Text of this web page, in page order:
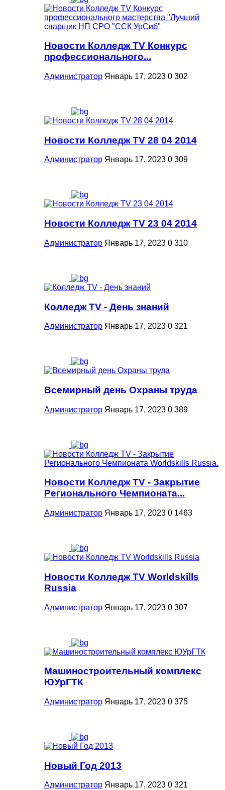
Новости Колледж TV Конкурс
профессионального...
Администратор Январь 17, 2023 0 302
Новости Колледж TV 28 04 2014
Администратор Январь 17, 2023 0 309
Новости Колледж TV 23 04 2014
Администратор Январь 17, 2023 0 310
Колледж TV - День знаний
Администратор Январь 17, 2023 0 321
Всемирный день Охраны труда
Администратор Январь 17, 2023 0 389
Новости Колледж TV - Закрытие
Регионального Чемпионата...
Администратор Январь 17, 2023 0 1463
Новости Колледж TV Worldskills
Russia
Администратор Январь 17, 2023 0 307
Машиностроительный комплекс
ЮУрГТК
Администратор Январь 17, 2023 0 375
Новый Год 2013
Администратор Январь 17, 2023 0 321